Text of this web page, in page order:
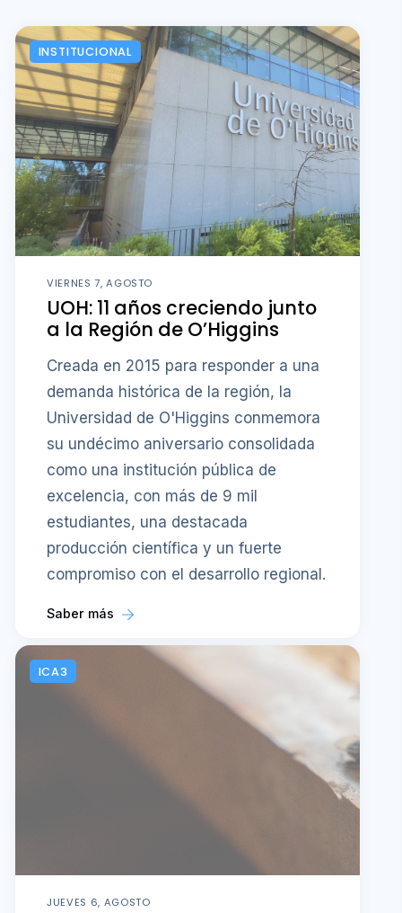
INSTITUCIONAL
VIERNES 7, AGOSTO
UOH: 11 años creciendo junto
a la Región de O’Higgins
Creada en 2015 para responder a una
demanda histórica de la región, la
Universidad de O'Higgins conmemora
su undécimo aniversario consolidada
como una institución pública de
excelencia, con más de 9 mil
estudiantes, una destacada
producción científica y un fuerte
compromiso con el desarrollo regional.
Saber más
ICA3
JUEVES 6, AGOSTO